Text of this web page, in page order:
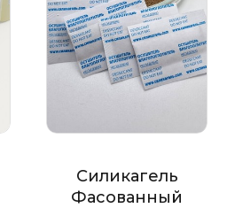
Силикагель
Фасованный